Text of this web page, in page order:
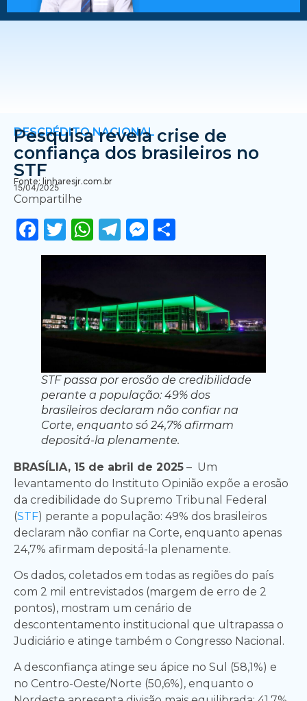
DESCRÉDITO NACIONAL
Pesquisa revela crise de
confiança dos brasileiros no
STF
Fonte: linharesjr.com.br
15/04/2025
Compartilhe
Facebook
Twitter
WhatsApp
Telegram
Messenger
STF passa por erosão de credibilidade
perante a população: 49% dos
brasileiros declaram não confiar na
Corte, enquanto só 24,7% afirmam
depositá-la plenamente.
BRASÍLIA, 15 de abril de 2025 – Um
levantamento do Instituto Opinião expõe a erosão
da credibilidade do Supremo Tribunal Federal
(STF) perante a população: 49% dos brasileiros
declaram não confiar na Corte, enquanto apenas
24,7% afirmam depositá-la plenamente.
Os dados, coletados em todas as regiões do país
com 2 mil entrevistados (margem de erro de 2
pontos), mostram um cenário de
descontentamento institucional que ultrapassa o
Judiciário e atinge também o Congresso Nacional.
A desconfiança atinge seu ápice no Sul (58,1%) e
no Centro-Oeste/Norte (50,6%), enquanto o